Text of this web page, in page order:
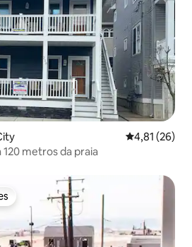
4,81 de uma
4,81 (26)
metros da praia